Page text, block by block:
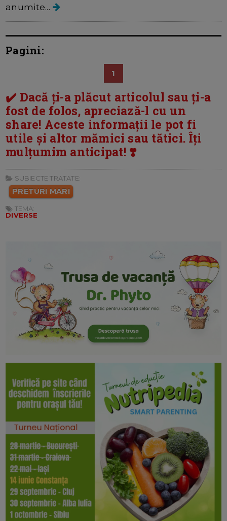
anumite...
Pagini:
1
✔️ Dacă ți-a plăcut articolul sau ți-a
fost de folos, apreciază-l cu un
share! Aceste informații le pot fi
utile și altor mămici sau tătici. Îți
mulțumim anticipat! ❣️
SUBIECTE TRATATE:
PRETURI MARI
TEMA:
DIVERSE